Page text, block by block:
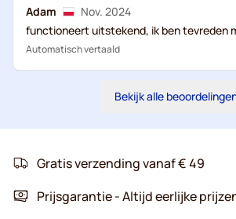
Adam
Nov. 2024
functioneert uitstekend, ik ben tevreden
Automatisch vertaald
Bekijk alle
Gratis verzending vanaf € 49
Prijsgarantie - Altijd eerlijke